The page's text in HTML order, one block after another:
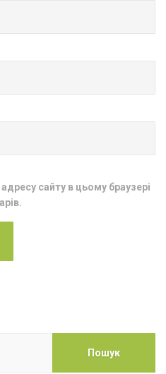
сайту в цьому браузері
Пошук